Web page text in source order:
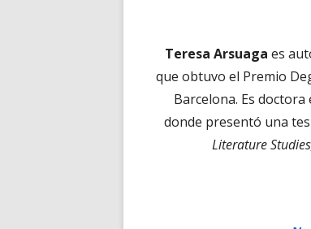
Teresa Arsuaga es
que obtuvo el Premio
Barcelona. Es
donde presentó una
Literature